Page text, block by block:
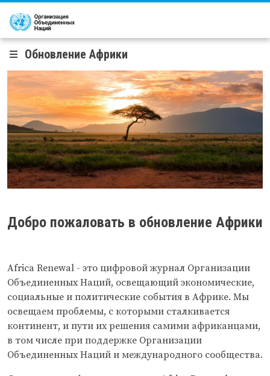
Перейти к основному содержанию
Обновление Африки
Добро пожаловать в обновление Африки
Africa Renewal - это цифровой журнал Организации
Объединенных Наций, освещающий экономические,
социальные и политические события в Африке. Мы
освещаем проблемы, с которыми сталкивается
континент, и пути их решения самими африканцами,
в том числе при поддержке Организации
Объединенных Наций и международного сообщества.